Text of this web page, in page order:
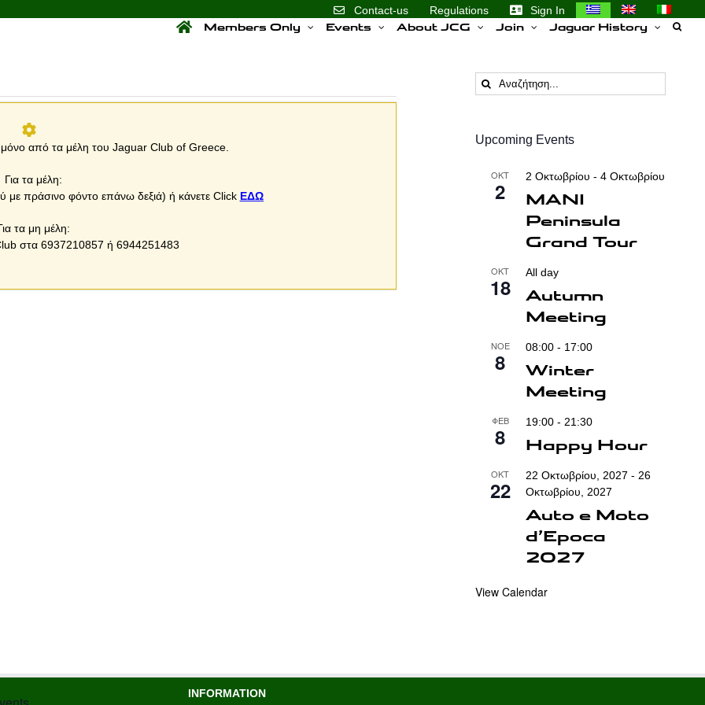
Contact-us Regulations Sign In
Members Only Events About JCG Join Jaguar History
μόνο από τα μέλη του Jaguar Club of Greece.
Για τα μέλη:
με πράσινο φόντο επάνω δεξιά) ή κάνετε Click ΕΔΩ
τα μη μέλη:
στα 6937210857 ή 6944251483
Αναζήτηση
...
Upcoming Events
ΟΚΤ
2
2 Οκτωβρίου - 4 Οκτωβρίου
MANI
Peninsula
Grand Tour
ΟΚΤ
18
All day
Autumn
Meeting
ΝΟΈ
8
08:00- 17:00
Winter
Meeting
ΦΕΒ
8
19:00- 21:30
Happy Hour
ΟΚΤ
22
22 Οκτωβρίου, 2027 - 26
Οκτωβρίου, 2027
Auto e Moto
d’Epoca
2027
View Calendar
INFORMATION